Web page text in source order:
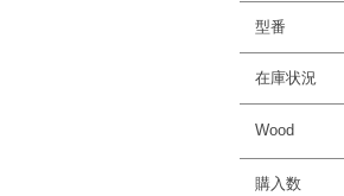
型番
在庫状況
Wood
購入数